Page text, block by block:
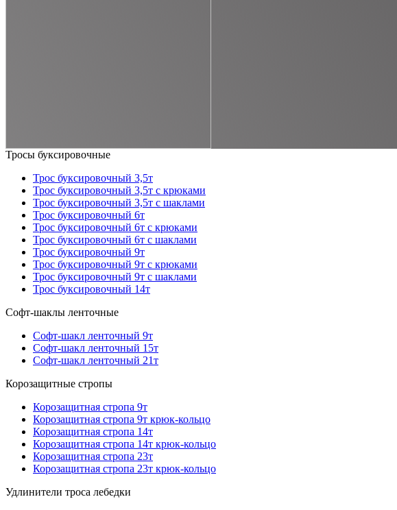
Тросы буксировочные
Трос буксировочный 3,5т
Трос буксировочный 3,5т с крюками
Трос буксировочный 3,5т с шаклами
Трос буксировочный 6т
Трос буксировочный 6т с крюками
Трос буксировочный 6т с шаклами
Трос буксировочный 9т
Трос буксировочный 9т с крюками
Трос буксировочный 9т с шаклами
Трос буксировочный 14т
Софт-шаклы ленточные
Софт-шакл ленточный 9т
Софт-шакл ленточный 15т
Софт-шакл ленточный 21т
Корозащитные стропы
Корозащитная стропа 9т
Корозащитная стропа 9т крюк-кольцо
Корозащитная стропа 14т
Корозащитная стропа 14т крюк-кольцо
Корозащитная стропа 23т
Корозащитная стропа 23т крюк-кольцо
Удлинители троса лебедки